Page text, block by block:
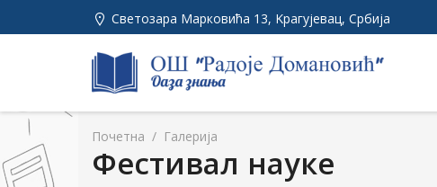
Светозара Марковића 13, Kрагујевац, Србија
Почетна / Галерија
Фестивал науке